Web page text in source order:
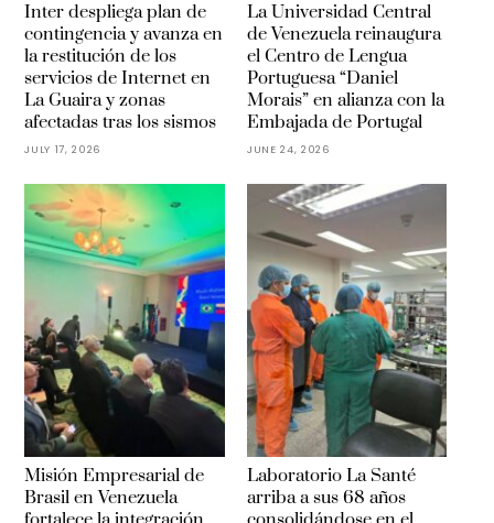
Inter despliega plan de
contingencia y avanza en
la restitución de los
servicios de Internet en
La Guaira y zonas
afectadas tras los sismos
JULY 17, 2026
La Universidad Central
de Venezuela reinaugura
el Centro de Lengua
Portuguesa “Daniel
Morais” en alianza con la
Embajada de Portugal
JUNE 24, 2026
Misión Empresarial de
Brasil en Venezuela
Laboratorio La Santé
arriba a sus 68 años